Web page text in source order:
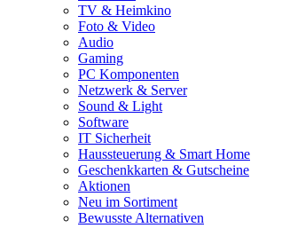
TV & Heimkino
Foto & Video
Audio
Gaming
PC Komponenten
Netzwerk & Server
Sound & Light
Software
IT Sicherheit
Haussteuerung & Smart Home
Geschenkkarten & Gutscheine
Aktionen
Neu im Sortiment
Bewusste Alternativen